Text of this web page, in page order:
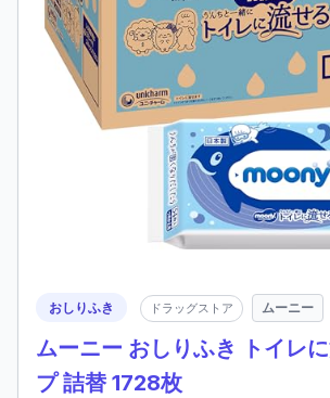
おしりふき ドラッグストア ムーニー
ムーニー おしりふき トイレ
プ 詰替 1728枚